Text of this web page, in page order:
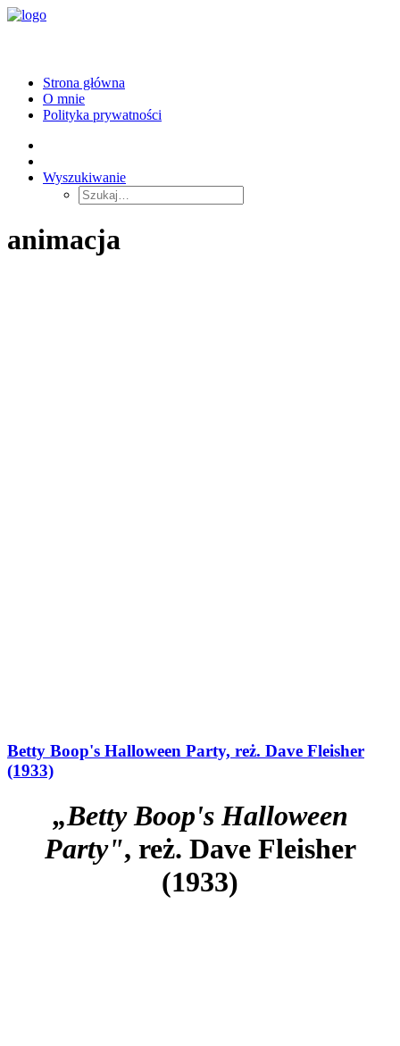
Strona główna
O mnie
Polityka prywatności
Wyszukiwanie
animacja
Betty Boop's Halloween Party, reż. Dave Fleisher
(1933)
„Betty Boop's Halloween
Party", reż. Dave Fleisher
(1933)